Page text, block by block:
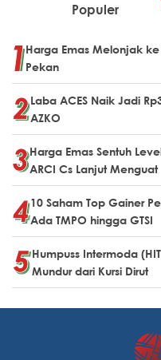
Populer
Harga Emas Melonjak
Pekan
Laba ACES Naik Jadi
AZKO
Harga Emas Sentuh
ARCI Cs Lanjut Menguat
10 Saham Top Gainer
Ada TMPO hingga GTSI
Humpuss Intermoda
Mundur dari Kursi Dirut